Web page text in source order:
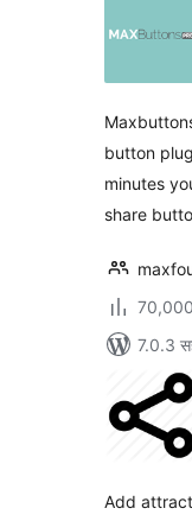
button
minutes
share
7.0.3
Add